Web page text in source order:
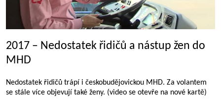
2017 – Nedostatek řidičů a nástup žen do
MHD
Nedostatek řidičů trápí i českobudějovickou MHD. Za volantem
se stále více objevují také ženy. (video se otevře na nové kartě)